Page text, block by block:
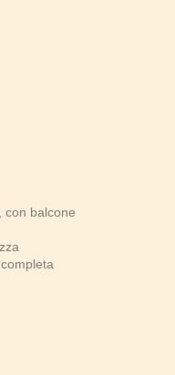
con balcone